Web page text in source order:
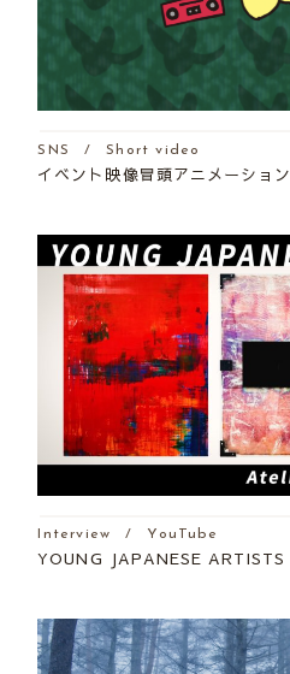
SNS Short video
イベント映像冒頭アニメーション
Interview YouTube
YOUNG JAPANESE ARTISTS